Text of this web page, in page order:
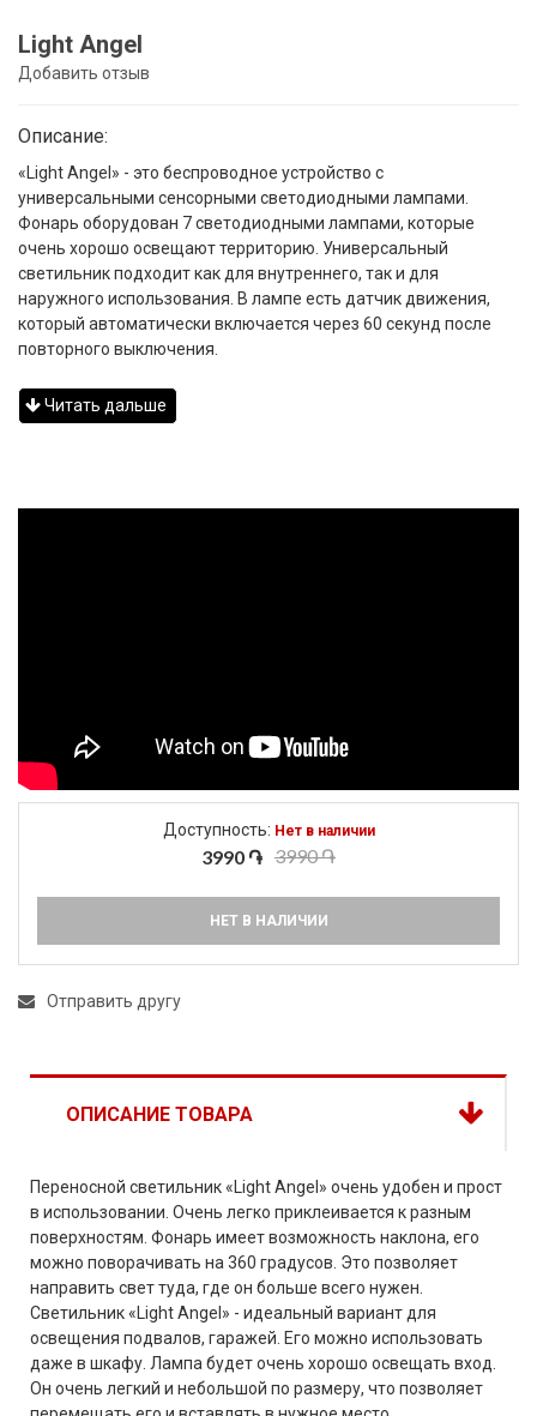
Light Angel
Добавить отзыв
Описание:
«Light Angel» - это беспроводное устройство с
универсальными сенсорными светодиодными лампами.
Фонарь оборудован 7 светодиодными лампами, которые
очень хорошо освещают территорию. Универсальный
светильник подходит как для внутреннего, так и для
наружного использования. В лампе есть датчик движения,
который автоматически включается через 60 секунд после
повторного выключения.
Читать дальше
Доступность: Нет в наличии
3990 ֏ 3990 ֏
НЕТ В НАЛИЧИИ
Отправить другу
ОПИСАНИЕ ТОВАРА
Переносной светильник «Light Angel» очень удобен и прост
в использовании. Очень легко приклеивается к разным
поверхностям. Фонарь имеет возможность наклона, его
можно поворачивать на 360 градусов. Это позволяет
направить свет туда, где он больше всего нужен.
Светильник «Light Angel» - идеальный вариант для
освещения подвалов, гаражей. Его можно использовать
даже в шкафу. Лампа будет очень хорошо освещать вход.
Он очень легкий и небольшой по размеру, что позволяет